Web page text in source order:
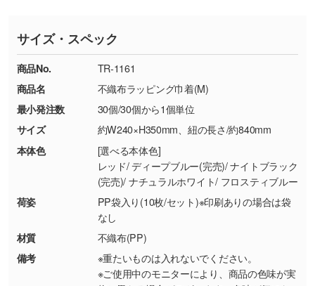
す。→詳しく見る
・コーポレートカラーを使って印刷したい／印
刷色にこだわりがある
DIC・PANTONEなどのカラーチップの指定や、
現物支給による色指定も承っております。→詳
しく見る
・背景がある画像からキャラクター部分だけを
使いたいです
シンプルな背景のデータや、使いたいキャラク
ター部分の輪郭がはっきりしているデータは切
り抜き処理が可能です。→ 詳しく見る
※詳しくは「商品の良品基準について
ください。
【返品・交換ができない場合】
・お客様の元で商品を加工された場合、または
商品が破損した場合
・商品到着後7日以上経過している場合
・お客様のご都合による返品・交換依頼(商
品・色・数量などの注文間違い等)
TEL：0422-29-9911 営業時間10:00～
18:00(土日祝日除く)
お問い合わせフォームはこちら
サイズ・スペック
商品No.
TR-1161
商品名
不織布ラッピング巾着(M)
最小発注数
30個/30個から1個単位
サイズ
約W240×H350mm、紐の長さ/約840mm
本体色
[選べる本体色]
レッド/ ディープブルー(完売)/ ナイトブラック
(完売)/ ナチュラルホワイト/ フロスティブルー
荷姿
PP袋入り(10枚/セット)※印刷ありの場合は袋
なし
材質
不織布(PP)
備考
※重たいものは入れないでください。
※ご使用中のモニターにより、商品の色味が実